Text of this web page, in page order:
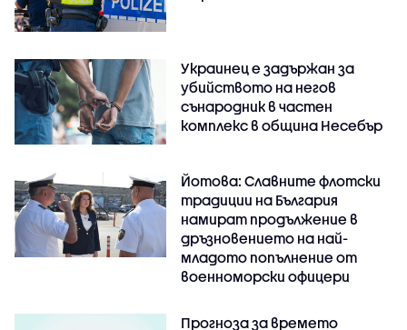
Украинец е задържан за
убийството на негов
сънародник в частен
комплекс в община Несебър
Йотова: Славните флотски
традиции на България
намират продължение в
дръзновението на най-
младото попълнение от
военноморски офицери
Прогноза за времето